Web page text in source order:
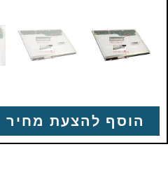
הוסף להצעת מחיר